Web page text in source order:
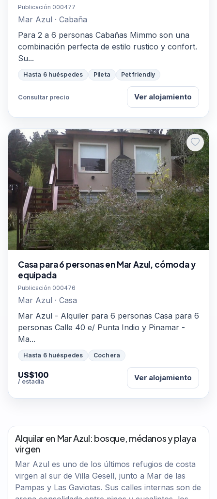
Publicación 000477
Mar Azul · Cabaña
Para 2 a 6 personas Cabañas Mimmo son una
combinación perfecta de estilo rustico y confort.
Su...
Hasta 6 huéspedes Pileta Pet friendly
Consultar precio Ver alojamiento
Casa para 6 personas en Mar Azul, cómoda y
equipada
Publicación 000476
Mar Azul · Casa
Mar Azul - Alquiler para 6 personas Casa para 6
personas Calle 40 e/ Punta Indio y Pinamar -
Ma...
Hasta 6 huéspedes Cochera
US$100
/ estadía Ver alojamiento
Alquilar en Mar Azul: bosque, médanos y playa
virgen
Mar Azul es uno de los últimos refugios de costa
virgen al sur de Villa Gesell, junto a Mar de las
Pampas y Las Gaviotas. Sus calles internas son de